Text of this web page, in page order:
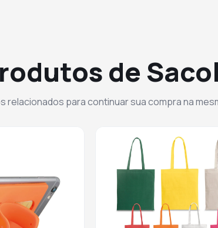
de
relacionados para continuar sua compra na